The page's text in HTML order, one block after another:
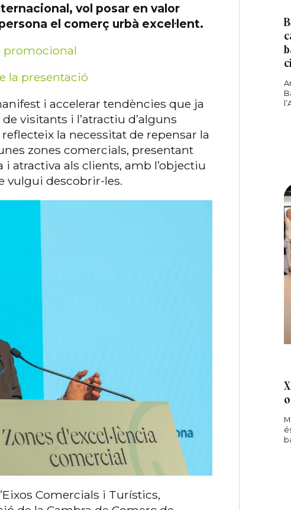
vol posar en valor
el comerç urbà excel·lent.
promocional
la presentació
i accelerar tendències que ja
visitants i l’atractiu d’alguns
la necessitat de repensar la
zones comercials, presentant
atractiva als clients, amb l’objectiu
vulgui descobrir-les.
Comercials i Turístics,